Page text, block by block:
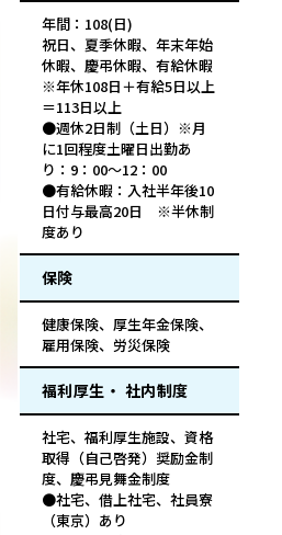
年間：108(日)
祝日、夏季休暇、年末年始
休暇、慶弔休暇、有給休暇
※年休108日＋有給5日以上
＝113日以上
●週休2日制（土日）※月
に1回程度土曜日出勤あ
り：9：00～12：00
●有給休暇：入社半年後10
日付与最高20日 ※半休制
度あり
保険
健康保険、厚生年金保険、
雇用保険、労災保険
福利厚生・ 社内制度
社宅、福利厚生施設、資格
取得（自己啓発）奨励金制
度、慶弔見舞金制度
●社宅、借上社宅、社員寮
（東京）あり